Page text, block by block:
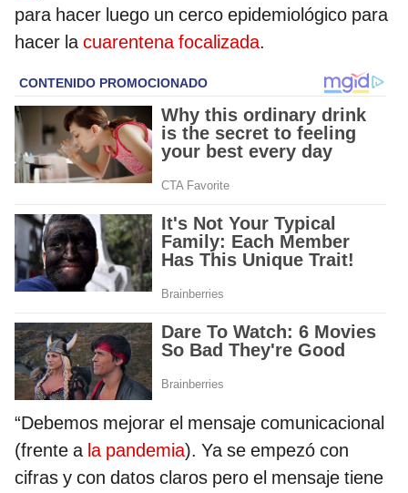
para hacer luego un cerco epidemiológico para
hacer lacuarentena focalizada.
“Debemos mejorar el mensaje comunicacional
(frente a la pandemia). Ya se empezó con
cifras y con datos claros pero el mensaje tiene